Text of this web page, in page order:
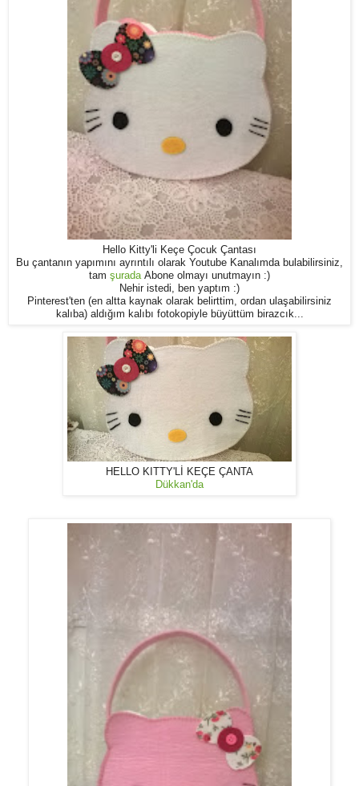
Hello Kitty'li Keçe Çocuk Çantası
Bu çantanın yapımını ayrıntılı olarak Youtube Kanalımda bulabilirsiniz,
tam şurada Abone olmayı unutmayın :)
Nehir istedi, ben yaptım :)
Pinterest'ten (en altta kaynak olarak belirttim, ordan ulaşabilirsiniz
kalıba) aldığım kalıbı fotokopiyle büyüttüm birazcık...
HELLO KITTY'Lİ KEÇE ÇANTA
Dükkan'da